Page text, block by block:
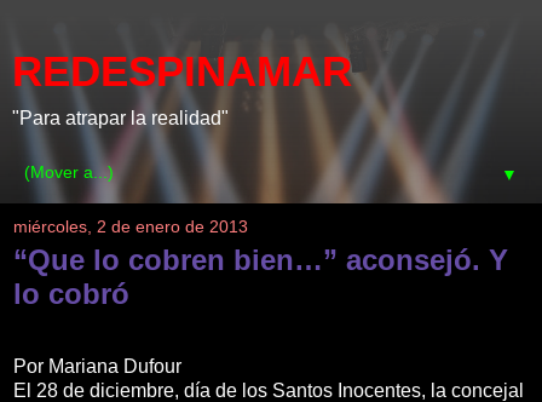
REDESPINAMAR
"Para atrapar la realidad"
▼
miércoles, 2 de enero de 2013
“Que lo cobren bien…” aconsejó. Y
lo cobró
Por Mariana Dufour
El 28 de diciembre, día de los Santos Inocentes, la concejal